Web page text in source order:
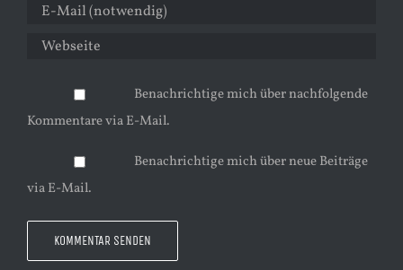
Benachrichtige mich über nachfolgende
Kommentare via E-Mail.
Benachrichtige mich über neue Beiträge
via E-Mail.